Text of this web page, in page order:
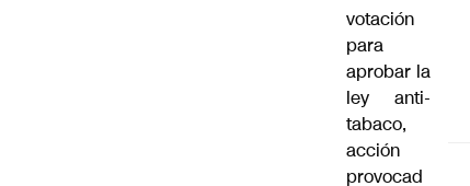
votación
para
aprobar la
ley anti-
tabaco,
acción
provocad